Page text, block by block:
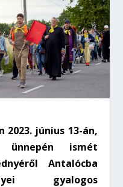
2023. június 13-án,
ismét
Antalócba
gyalogos